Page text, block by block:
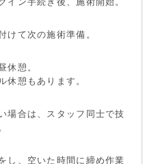
けて次の施術準備。
休憩。
休憩もあります。
場合は、スタッフ同士で技
し、空いた時間に締め作業